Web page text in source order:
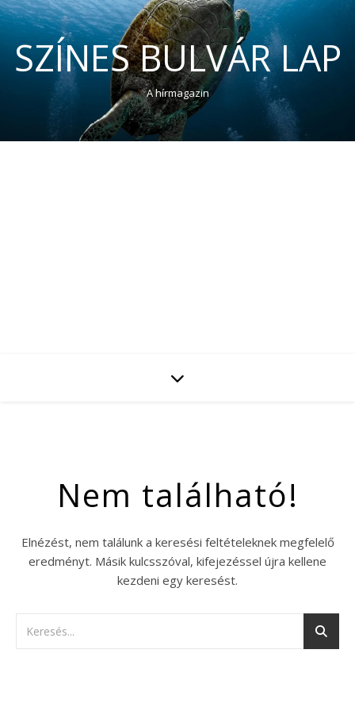
SZÍNES BULVÁR LAP
A hírmagazin
Nem található!
Elnézést, nem találunk a keresési feltételeknek megfelelő
eredményt. Másik kulcsszóval, kifejezéssel újra kellene
kezdeni egy keresést.